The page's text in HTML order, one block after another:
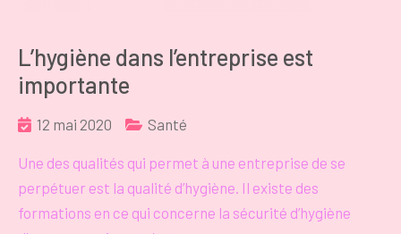
L’hygiène dans l’entreprise est
importante
12 mai 2020 Santé
Une des qualités qui permet à une entreprise de se
perpétuer est la qualité d’hygiène. Il existe des
formations en ce qui concerne la sécurité d’hygiène